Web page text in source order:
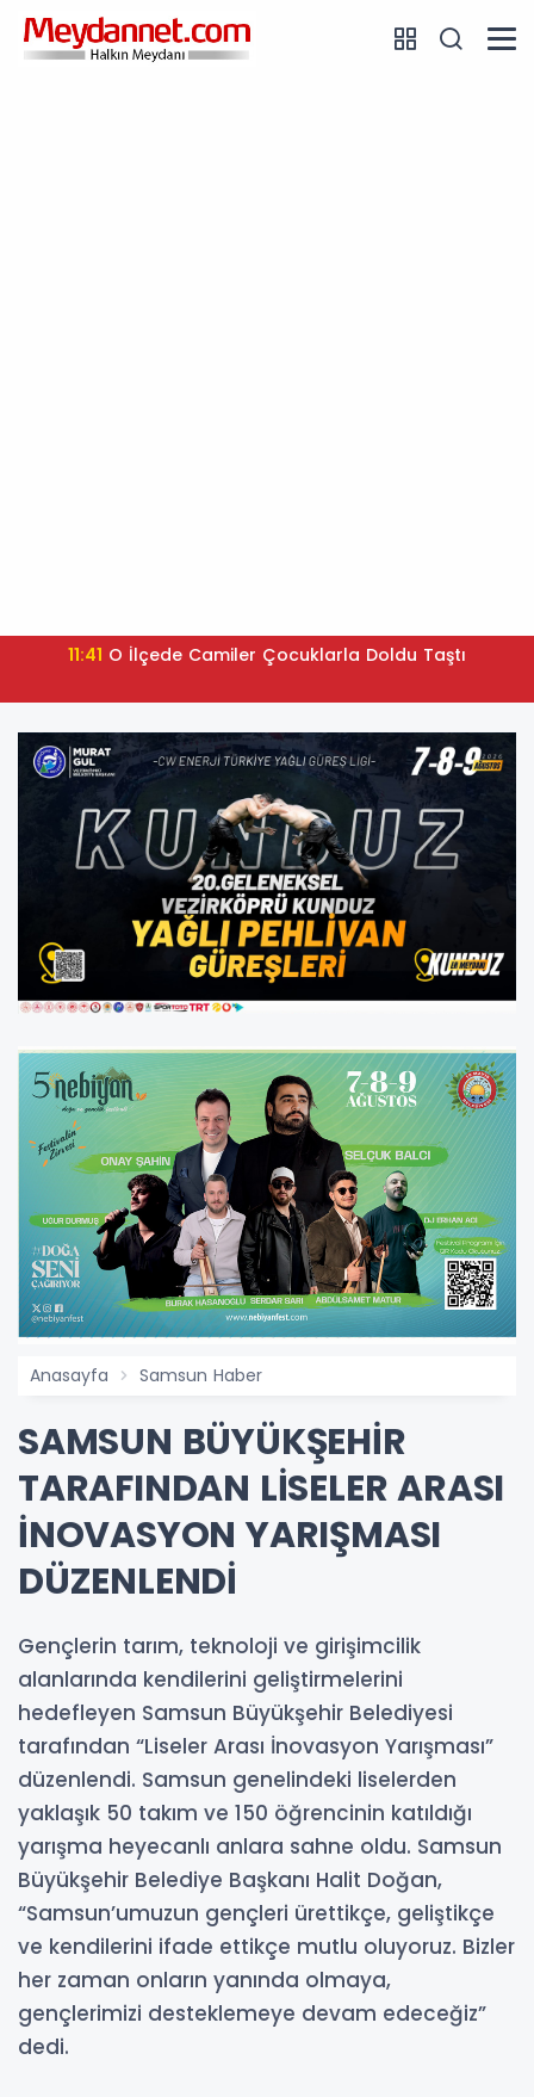
11:41 O İlçede Camiler Çocuklarla Doldu Taştı
Anasayfa Samsun Haber
SAMSUN BÜYÜKŞEHİR
TARAFINDAN LİSELER ARASI
İNOVASYON YARIŞMASI
DÜZENLENDİ
Gençlerin tarım, teknoloji ve girişimcilik
alanlarında kendilerini geliştirmelerini
hedefleyen Samsun Büyükşehir Belediyesi
tarafından “Liseler Arası İnovasyon Yarışması”
düzenlendi. Samsun genelindeki liselerden
yaklaşık 50 takım ve 150 öğrencinin katıldığı
yarışma heyecanlı anlara sahne oldu. Samsun
Büyükşehir Belediye Başkanı Halit Doğan,
“Samsun’umuzun gençleri ürettikçe, geliştikçe
ve kendilerini ifade ettikçe mutlu oluyoruz. Bizler
her zaman onların yanında olmaya,
gençlerimizi desteklemeye devam edeceğiz”
dedi.